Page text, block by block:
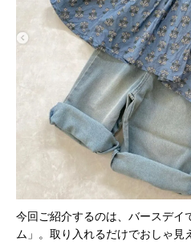
今回ご紹介するのは、バースデイ
ム」。取り入れるだけでおしゃ見